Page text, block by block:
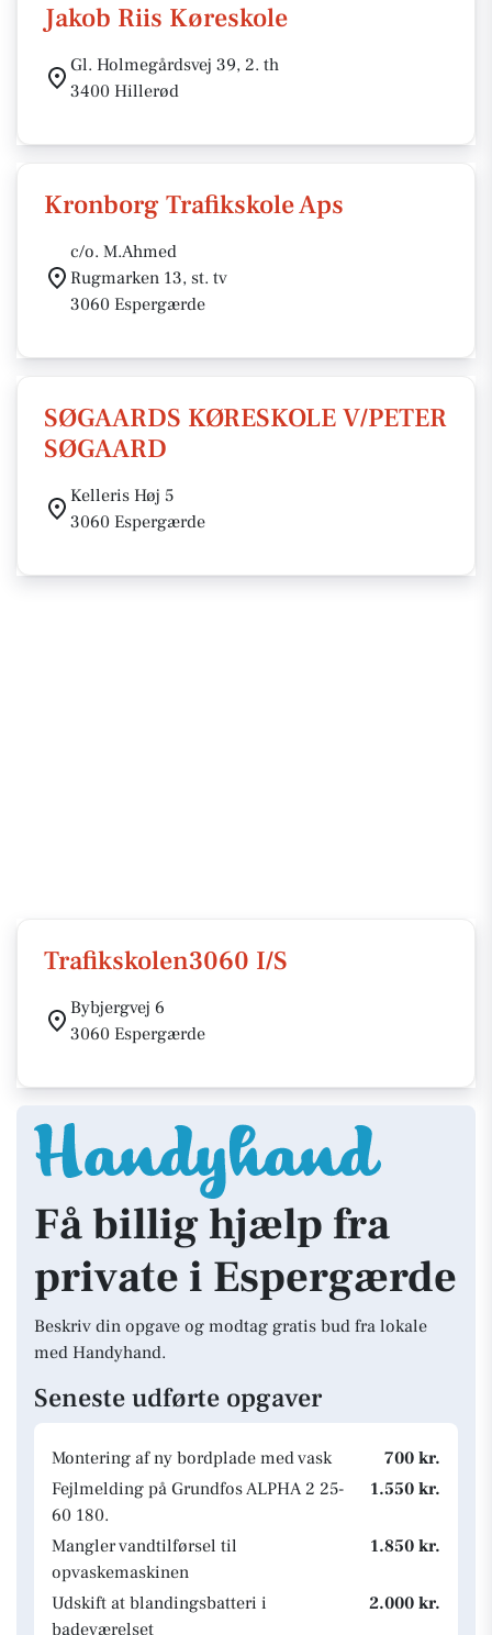
Jakob Riis Køreskole
Gl. Holmegårdsvej 39, 2. th
3400 Hillerød
Kronborg Trafikskole Aps
c/o. M.Ahmed
Rugmarken 13, st. tv
3060 Espergærde
SØGAARDS KØRESKOLE V/PETER
SØGAARD
Kelleris Høj 5
3060 Espergærde
Trafikskolen3060 I/S
Bybjergvej 6
3060 Espergærde
Få billig hjælp fra
private i Espergærde
Beskriv din opgave og modtag gratis bud fra lokale
med Handyhand.
Seneste udførte opgaver
Montering af ny bordplade med vask
700 kr.
Fejlmelding på Grundfos ALPHA 2 25-
60 180.
1.550 kr.
Mangler vandtilførsel til
opvaskemaskinen
1.850 kr.
Udskift at blandingsbatteri i
badeværelset
2.000 kr.